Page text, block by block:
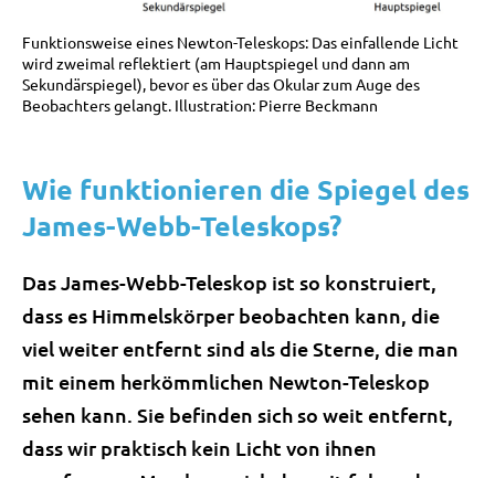
Funktionsweise eines Newton-Teleskops: Das einfallende Licht
wird zweimal reflektiert (am Hauptspiegel und dann am
Sekundärspiegel), bevor es über das Okular zum Auge des
Beobachters gelangt. Illustration: Pierre Beckmann
Wie funktionieren die Spiegel des
James-Webb-Teleskops?
Das James-Webb-Teleskop ist so konstruiert,
dass es Himmelskörper beobachten kann, die
viel weiter entfernt sind als die Sterne, die man
mit einem herkömmlichen Newton-Teleskop
sehen kann. Sie befinden sich so weit entfernt,
dass wir praktisch kein Licht von ihnen